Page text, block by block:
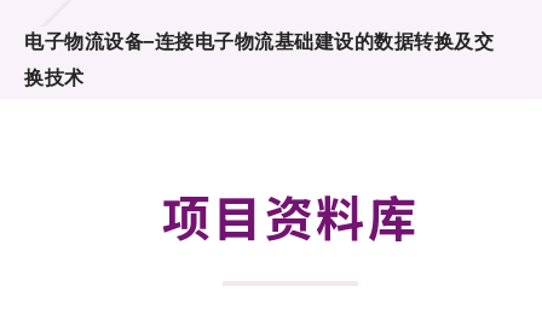
合作计划
征求研发项目计划书
电子物流设备–连接电子物流基础建设的数据转换及交
换技术
项目资料库